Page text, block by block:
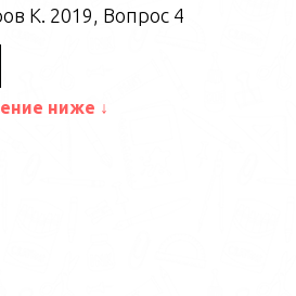
К. 2019, Вопрос 4
ниже ↓